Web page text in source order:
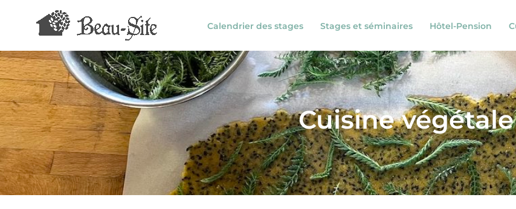
Calendrier des stages Stages et séminaires Hôtel-Pension
Cuisine végétale